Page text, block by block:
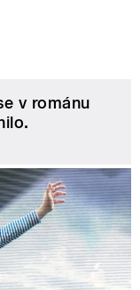
v románu